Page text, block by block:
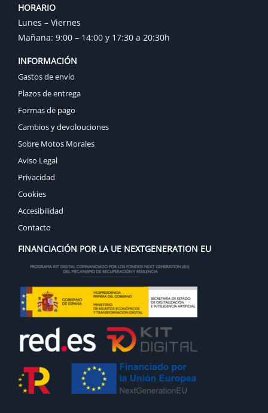
HORARIO
Lunes – Viernes
Mañana: 9:00 – 14:00 y 17:30 a 20:30h
INFORMACIÓN
Gastos de envío
Plazos de entrega
Formas de pago
Cambios y devolouciones
Sobre Motos Morales
Aviso Legal
Privacidad
Cookies
Accesibilidad
Contacto
FINANCIACIÓN POR LA UE NEXTGENERATION EU